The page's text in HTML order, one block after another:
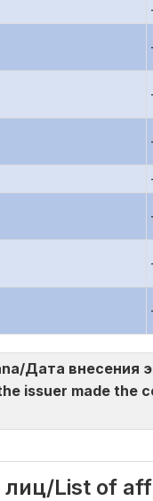
Дата внесения
issuer made the
List of